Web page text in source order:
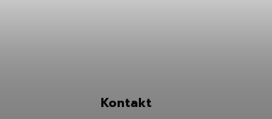
Kontakt